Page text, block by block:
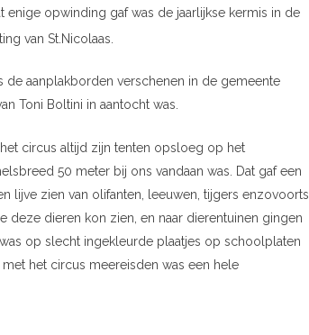
enige opwinding gaf was de jaarlijkse kermis in de
van St.Nicolaas.
aanplakborden verschenen in de gemeente
Toni Boltini in aantocht was.
circus altijd zijn tenten opsloeg op het
50 meter bij ons vandaan was. Dat gaf een
lijve zien van olifanten, leeuwen, tijgers enzovoorts
deze dieren kon zien, en naar dierentuinen gingen
op slecht ingekleurde plaatjes op schoolplaten
het circus meereisden was een hele